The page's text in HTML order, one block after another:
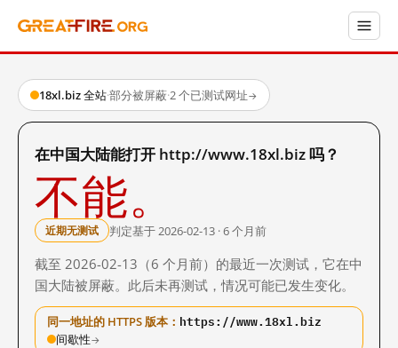
18xl.biz 全站·部分被屏蔽·2 个已测试网址→
在中国大陆能打开 http://www.18xl.biz 吗？
不能。
近期无测试 判定基于 2026-02-13 · 6 个月前
截至 2026-02-13（6 个月前）的最近一次测试，它在中
国大陆被屏蔽。此后未再测试，情况可能已发生变化。
同一地址的 HTTPS 版本： https://www.18xl.biz
间歇性→